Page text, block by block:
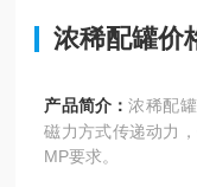
浓稀配罐价
产品简介：浓稀配
磁力方式传递动力
MP要求。